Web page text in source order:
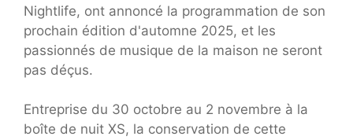
Nightlife, ont annoncé la programmation de son
prochain édition d'automne 2025, et les
passionnés de musique de la maison ne seront
pas déçus.
Entreprise du 30 octobre au 2 novembre à la
boîte de nuit XS, la conservation de cette